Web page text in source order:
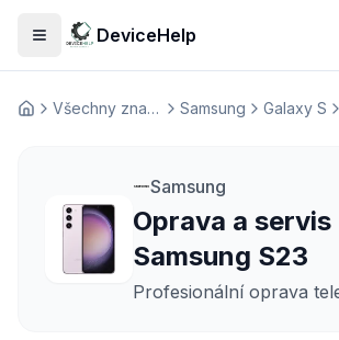
Otevřít menuDeviceHelp
Домашня Všechny značky Samsung Galaxy S
Samsung
Oprava a servis
Samsung S23
Profesionální oprava